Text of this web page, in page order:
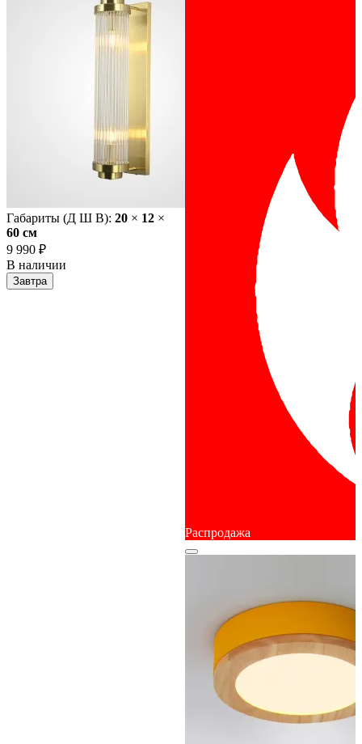
Габариты (Д Ш В): 20 × 12 ×
60 cм
9 990 ₽
В наличии
Завтра
Распродажа